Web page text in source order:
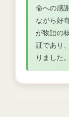
命への感
ながら好
が物語の
証であり
りました。